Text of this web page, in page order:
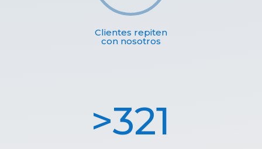
Clientes repiten
con nosotros
321